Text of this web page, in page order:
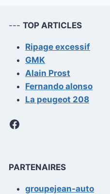
--- TOP ARTICLES
Ripage excessif
GMK
Alain Prost
Fernando alonso
La peugeot 208
Facebook
PARTENAIRES
groupejean-auto